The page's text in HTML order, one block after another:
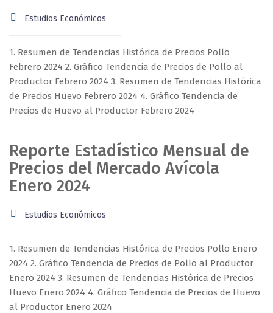
Estudios Económicos
1. Resumen de Tendencias Histórica de Precios Pollo
Febrero 2024 2. Gráfico Tendencia de Precios de Pollo al
Productor Febrero 2024 3. Resumen de Tendencias Histórica
de Precios Huevo Febrero 2024 4. Gráfico Tendencia de
Precios de Huevo al Productor Febrero 2024
Reporte Estadístico Mensual de
Precios del Mercado Avícola
Enero 2024
Estudios Económicos
1. Resumen de Tendencias Histórica de Precios Pollo Enero
2024 2. Gráfico Tendencia de Precios de Pollo al Productor
Enero 2024 3. Resumen de Tendencias Histórica de Precios
Huevo Enero 2024 4. Gráfico Tendencia de Precios de Huevo
al Productor Enero 2024